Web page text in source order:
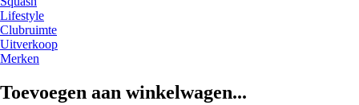
Lifestyle
Clubruimte
Uitverkoop
Merken
Toevoegen aan winkelwagen...